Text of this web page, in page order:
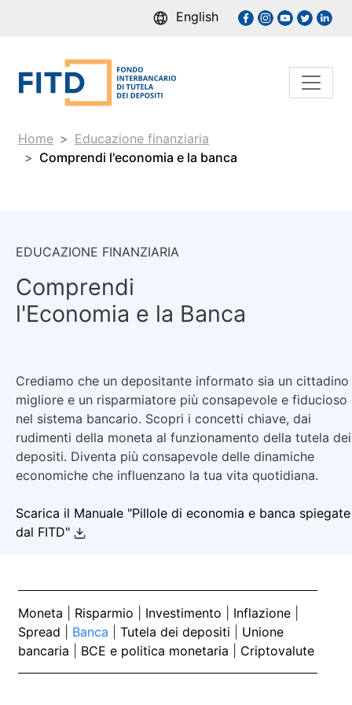
English
Home
Educazione finanziaria
Comprendi l'economia e la banca
EDUCAZIONE FINANZIARIA
Comprendi
l'Economia e la Banca
Crediamo che un depositante informato sia un cittadino
migliore e un risparmiatore più consapevole e fiducioso
nel sistema bancario. Scopri i concetti chiave, dai
rudimenti della moneta al funzionamento della tutela dei
depositi. Diventa più consapevole delle dinamiche
economiche che influenzano la tua vita quotidiana.
Scarica il Manuale "Pillole di economia e banca spiegate
dal FITD"
Moneta Risparmio Investimento Inflazione
Spread
Banca Tutela dei depositi
Unione
bancaria
BCE e politica monetaria Criptovalute